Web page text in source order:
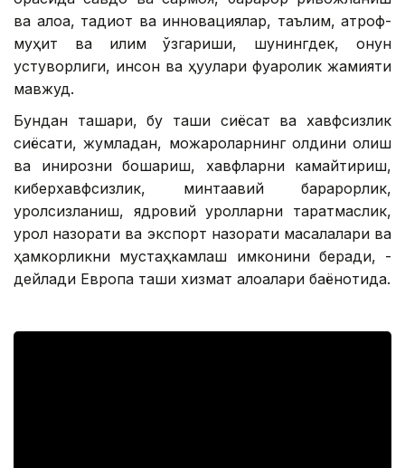
ва алоқа, тадқиқот ва инновациялар, таълим, атроф-
муҳит ва иқлим ўзгариши, шунингдек, қонун
устуворлиги, инсон ва ҳуқуқлари фуқаролик жамияти
мавжуд.
Бундан ташқари, бу ташқи сиёсат ва хавфсизлик
сиёсати, жумладан, можароларнинг олдини олиш
ва инқирозни бошқариш, хавфларни камайтириш,
киберхавфсизлик, минтақавий барқарорлик,
қуролсизланиш, ядровий қуролларни тарқатмаслик,
қурол назорати ва экспорт назорати масалалари ва
ҳамкорликни мустаҳкамлаш имконини беради, -
дейлади Европа ташқи хизмат алоқалари баёнотида.